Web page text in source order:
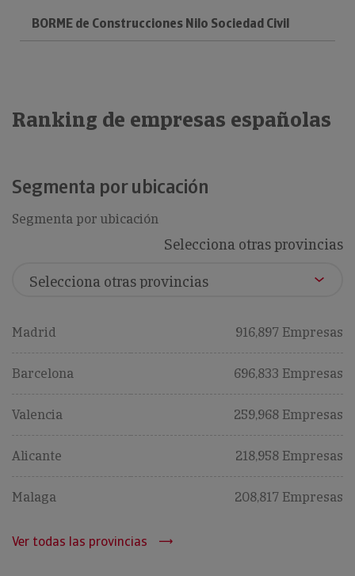
BORME de Construcciones Nilo Sociedad Civil
Ranking de empresas españolas
Segmenta por ubicación
Segmenta por ubicación
Selecciona otras provincias
Madrid 916,897 Empresas
Barcelona 696,833 Empresas
Valencia 259,968 Empresas
Alicante 218,958 Empresas
Malaga 208,817 Empresas
Ver todas las provincias